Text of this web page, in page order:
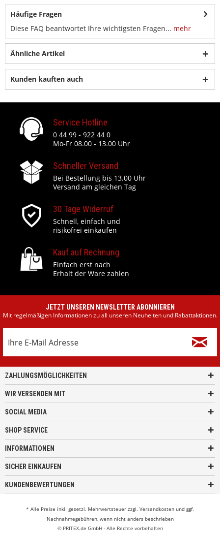
Häufige Fragen
Diese FAQ beantwortet Ihre wichtigsten Fragen... mehr
Ähnliche Artikel
Kunden kauften auch
Service Hotline
0 44 99 - 922 44 0
Mo-Fr 08.00 - 13.00 Uhr
Schneller Versand
Bei Bestellung bis 13.00 Uhr
Versand am gleichen Tag
30 Tage Widerruf
Schnell, einfach und
risikofrei einkaufen
Kauf auf Rechnung
Einfach erst nach
Erhalt der Ware zahlen
JETZT UNSEREN NEWSLETTER ABONNIEREN
Mit regelmäßigen Informationen zu all unseren Neuheiten und Rabattaktionen.
ZAHLUNGSMÖGLICHKEITEN
WIR VERSENDEN MIT
SOCIAL MEDIA
SHOP SERVICE
INFORMATIONEN
SICHER EINKAUFEN
KUNDENBEWERTUNGEN
* Alle Preise inkl. gesetzl. Mehrwertsteuer zzgl. Versandkosten und ggf.
Nachnahmegebühren, wenn nicht anders beschrieben
© PRITEX.de GmbH - Alle Rechte vorbehalten